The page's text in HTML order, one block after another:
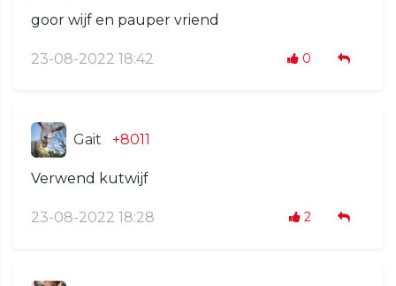
goor wijf en pauper vriend
23-08-2022 18:42 0
Gait +8011
Verwend kutwijf
23-08-2022 18:28 2